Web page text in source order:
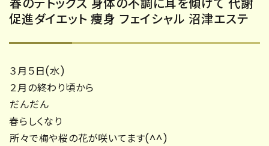
促進ダイエット 痩身 フェイシャル 沼津エステ
３月５日(水)
２月の終わり頃から
だんだん
春らしくなり
所々で梅や桜の花が咲いてます(^^)